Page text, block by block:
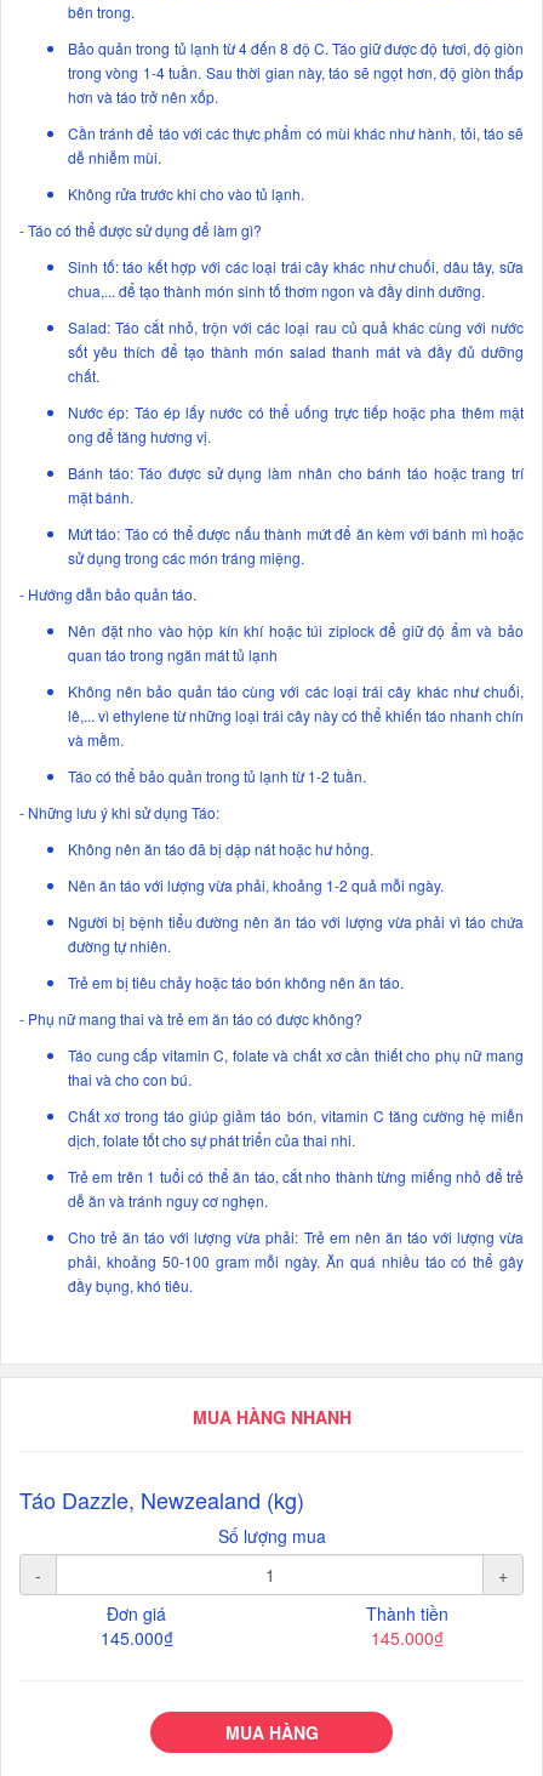
bên trong.
Bảo quản trong tủ lạnh từ 4 đến 8 độ C. Táo giữ được độ tươi, độ giòn
trong vòng 1-4 tuần. Sau thời gian này, táo sẽ ngọt hơn, độ giòn thấp
hơn và táo trở nên xốp.
Cần tránh để táo với các thực phẩm có mùi khác như hành, tỏi, táo sẽ
dễ nhiễm mùi.
Không rửa trước khi cho vào tủ lạnh.
- Táo có thể được sử dụng để làm gì?
Sinh tố: táo kết hợp với các loại trái cây khác như chuối, dâu tây, sữa
chua,... để tạo thành món sinh tố thơm ngon và đầy dinh dưỡng.
Salad: Táo cắt nhỏ, trộn với các loại rau củ quả khác cùng với nước
sốt yêu thích để tạo thành món salad thanh mát và đầy đủ dưỡng
chất.
Nước ép: Táo ép lấy nước có thể uống trực tiếp hoặc pha thêm mật
ong để tăng hương vị.
Bánh táo: Táo được sử dụng làm nhân cho bánh táo hoặc trang trí
mặt bánh.
Mứt táo: Táo có thể được nấu thành mứt để ăn kèm với bánh mì hoặc
sử dụng trong các món tráng miệng.
- Hướng dẫn bảo quản táo.
Nên đặt nho vào hộp kín khí hoặc túi ziplock để giữ độ ẩm và bảo
quan táo trong ngăn mát tủ lạnh
Không nên bảo quản táo cùng với các loại trái cây khác như chuối,
lê,... vì ethylene từ những loại trái cây này có thể khiến táo nhanh chín
và mềm.
Táo có thể bảo quản trong tủ lạnh từ 1-2 tuần.
- Những lưu ý khi sử dụng Táo:
Không nên ăn táo đã bị dập nát hoặc hư hỏng.
Nên ăn táo với lượng vừa phải, khoảng 1-2 quả mỗi ngày.
Người bị bệnh tiểu đường nên ăn táo với lượng vừa phải vì táo chứa
đường tự nhiên.
Trẻ em bị tiêu chảy hoặc táo bón không nên ăn táo.
- Phụ nữ mang thai và trẻ em ăn táo có được không?
Táo cung cấp vitamin C, folate và chất xơ cần thiết cho phụ nữ mang
thai và cho con bú.
Chất xơ trong táo giúp giảm táo bón, vitamin C tăng cường hệ miễn
dịch, folate tốt cho sự phát triển của thai nhi.
Trẻ em trên 1 tuổi có thể ăn táo, cắt nho thành từng miếng nhỏ để trẻ
dễ ăn và tránh nguy cơ nghẹn.
Cho trẻ ăn táo với lượng vừa phải: Trẻ em nên ăn táo với lượng vừa
phải, khoảng 50-100 gram mỗi ngày. Ăn quá nhiều táo có thể gây
đầy bụng, khó tiêu.
MUA HÀNG NHANH
Táo Dazzle, Newzealand (kg)
Số lượng mua
-
+
Đơn giá
145.000₫
Thành tiền
145.000₫
MUA HÀNG